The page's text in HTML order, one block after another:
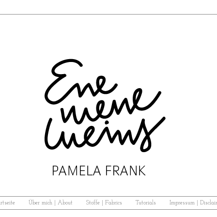
Über mich | About Stoffe | Fabrics Tutorials Impressum |